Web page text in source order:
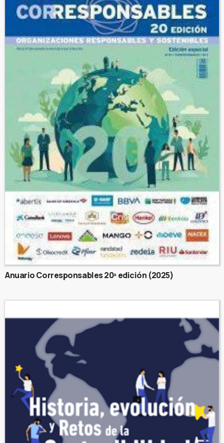
Anuario Corresponsables 20ª edición (2025)